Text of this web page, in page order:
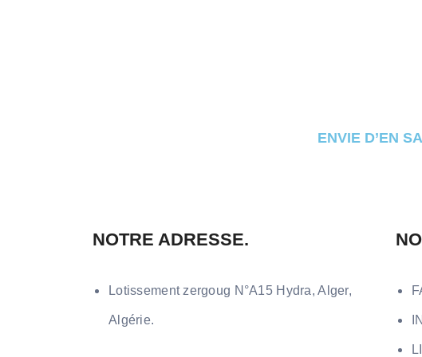
ENVIE D’EN
NOTRE ADRESSE.
Lotissement zergoug N°A15 Hydra, Alger,
Algérie.